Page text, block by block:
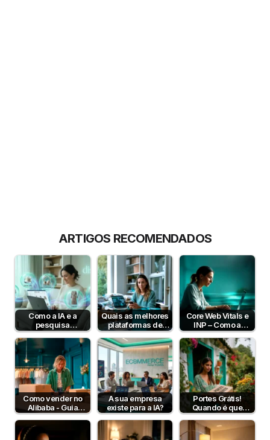
ARTIGOS RECOMENDADOS
Como a IA e a
pesquisa
semântica podem
aumentar a taxa de
conversão?
Quais as melhores
plataformas de
pagamento em
Portugal em 2026?
Core Web Vitals e
INP – Como a
Velocidade e
Interatividade do…
Como vender no
Alibaba - Guia
Completo para
Empresas B2B em
Portugal
A sua empresa
existe para a IA?
Portes Grátis!
Quando é que
fazem sentido?